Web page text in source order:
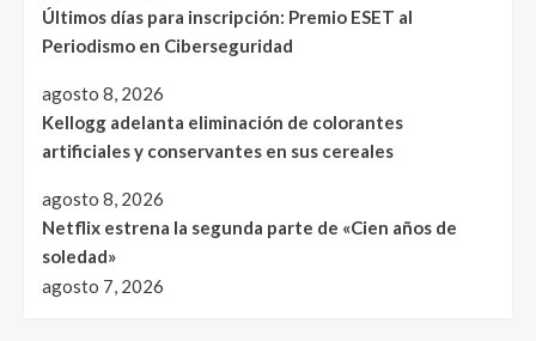
Últimos días para inscripción: Premio ESET al
Periodismo en Ciberseguridad
agosto 8, 2026
Kellogg adelanta eliminación de colorantes
artificiales y conservantes en sus cereales
agosto 8, 2026
Netflix estrena la segunda parte de «Cien años de
soledad»
agosto 7, 2026